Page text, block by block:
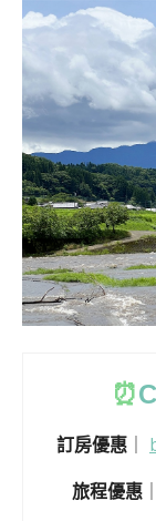
⏰
訂房優惠
旅程優惠